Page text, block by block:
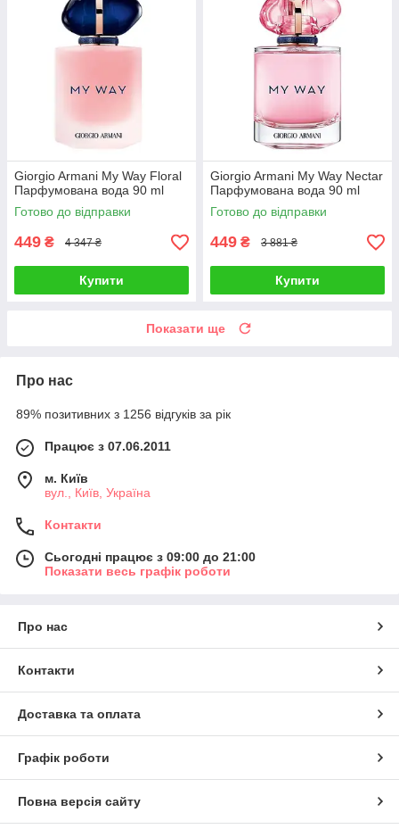
Giorgio Armani My Way Floral
Парфумована вода 90 ml
Готово до відправки
449 ₴ 4 347 ₴
Купити
Giorgio Armani My Way Nectar
Парфумована вода 90 ml
Готово до відправки
449 ₴ 3 881 ₴
Купити
Показати ще
Про нас
89% позитивних з 1256 відгуків за рік
Працює з 07.06.2011
м. Київ
вул., Київ, Україна
Контакти
Сьогодні працює з 09:00 до 21:00
Показати весь графік роботи
Про нас
Контакти
Доставка та оплата
Графік роботи
Повна версія сайту